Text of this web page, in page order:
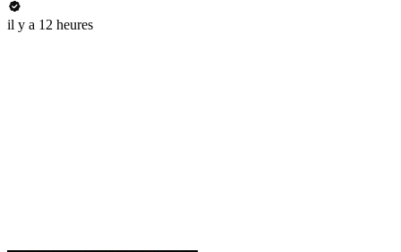
il y a 12 heures